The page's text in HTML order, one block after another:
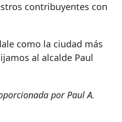
contribuyentes con
como la ciudad más
al alcalde Paul
por Paul A.